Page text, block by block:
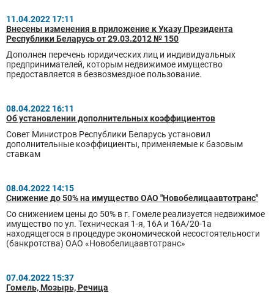
11.04.2022 17:11
Внесены изменения в приложение к Указу Президента
Республики Беларусь от 29.03.2012 № 150
Дополнен перечень юридических лиц и индивидуальных
предпринимателей, которым недвижимое имущество
предоставляется в безвозмездное пользование.
08.04.2022 16:11
Об установлении дополнительных коэффициентов
Совет Министров Республики Беларусь установил
дополнительные коэффициенты, применяемые к базовым
ставкам
08.04.2022 14:15
Снижение до 50% на имущество ОАО "Новобелицаавтотранс"
Со снижением цены до 50% в г. Гомеле реализуется недвижимое
имущество по ул. Техническая 1-я, 16А и 16А/20-1а
находящегося в процедуре экономической несостоятельности
(банкротства) ОАО «Новобелицаавтотранс»
07.04.2022 15:37
Гомель, Мозырь, Речица